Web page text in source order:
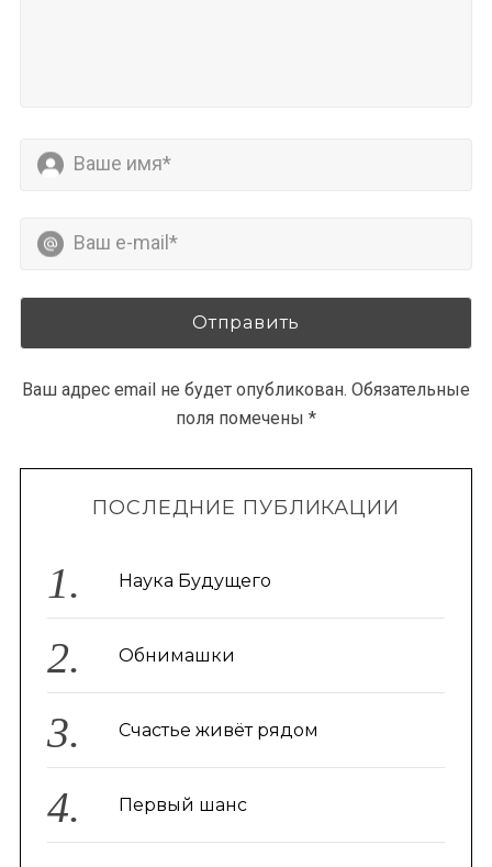
Ваш адрес email не будет опубликован. Обязательные
поля помечены *
ПОСЛЕДНИЕ ПУБЛИКАЦИИ
Наука Будущего
Обнимашки
Счастье живёт рядом
Первый шанс